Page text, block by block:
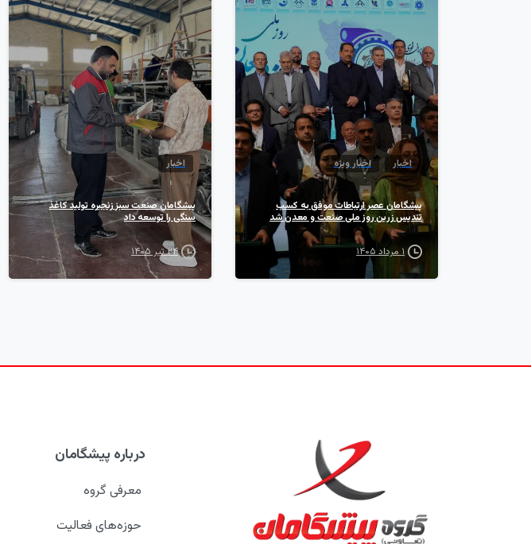
1
اخبار اخبار ویژه
پیشگامان عصر ارتباطات موفق به کسب
تندیس زرین روز ملی صنعت و معدن شد
۱ مرداد ۱۴۰۵
7
اخبار
پیشگامان صنعت سبز زنجیره تولید کاغذ
سنگی را توسعه داد
۲۴ تیر ۱۴۰۵
درباره پیشگامان
معرفی گروه
حوزه‌های فعالیت